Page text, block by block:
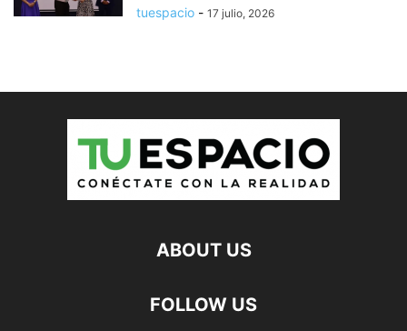
tuespacio - 17 julio, 2026
ABOUT US
FOLLOW US